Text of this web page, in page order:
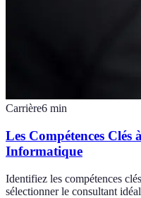
Carrière6 min
Les Compétences Clés
Informatique
Identifiez les compétences
sélectionner le consultant